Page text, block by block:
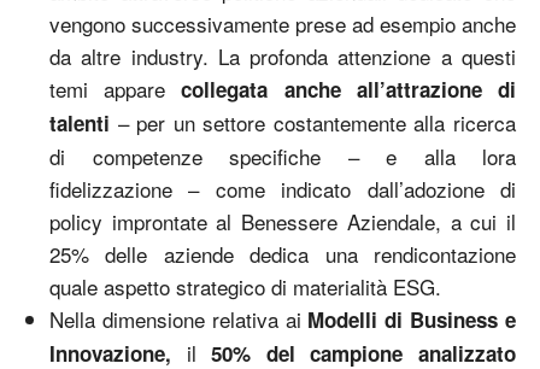
vengono successivamente prese ad esempio anche
da altre industry. La profonda attenzione a questi
temi apparecollegata anche all’attrazione di
talenti – per un settore costantemente alla ricerca
di competenze specifiche – e alla lora
fidelizzazione – come indicato dall’adozione di
policy improntate al Benessere Aziendale, a cui il
25% delle aziende dedica una rendicontazione
quale aspetto strategico di materialità ESG.
Nella dimensione relativa ai Modelli di Business e
Innovazione, il50% del campione analizzato